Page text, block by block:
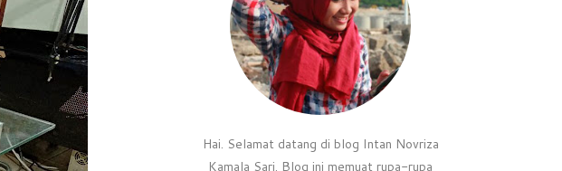
Hai. Selamat datang di blog Intan Novriza
Kamala Sari. Blog ini memuat rupa-rupa